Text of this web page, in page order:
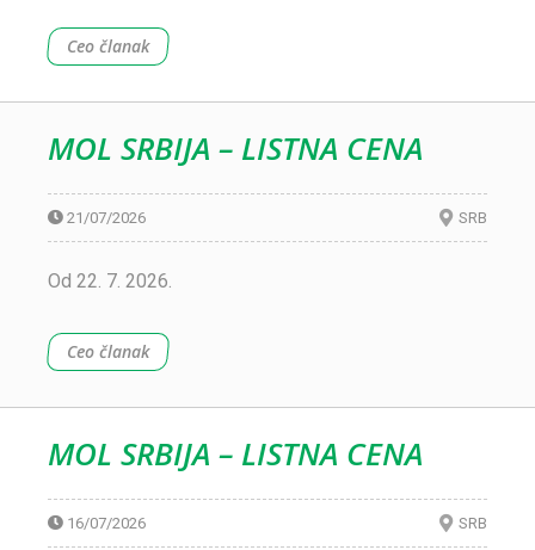
Ceo članak
MOL SRBIJA – LISTNA CENA
21/07/2026 SRB
Od 22. 7. 2026.
Ceo članak
MOL SRBIJA – LISTNA CENA
16/07/2026 SRB